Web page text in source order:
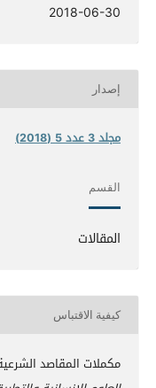
2018-06-30
إصدار
مجلد 3 عدد 5 (2018)
القسم
المقالات
كيفية الاقتباس
مكملات المقاصد الشرعية